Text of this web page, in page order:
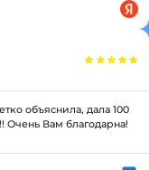
объяснила, дала 100
Очень Вам благодарна!